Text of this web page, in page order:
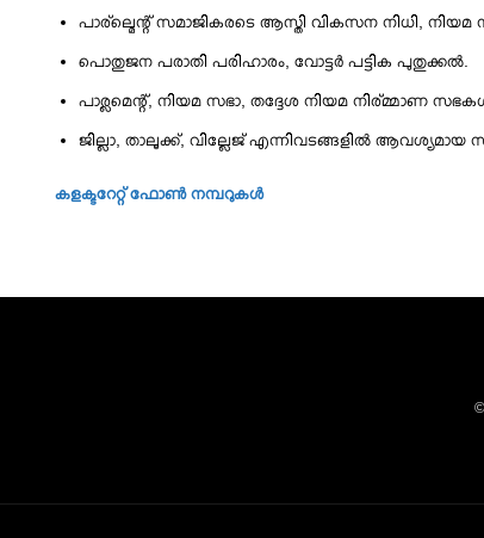
പാര്ല്മെന്റ് സമാജികരടെ ആസ്തി വികസന നിധി,
പൊതുജന പരാതി പരിഹാരം, വോട്ടര്‍ പട്ടിക പുതുക്ക‍ല്‍.
പാര്ലമെന്റ്, നിയമ സഭാ, തദ്ദേശ നിയമ നിര്മ്മാണ
ജില്ലാ, താലൂക്ക്, വില്ലേജ് എന്നിവടങ്ങളില്‍ ആവശ്യമായ
കളക്ടറേറ്റ് ഫോണ്‍ നമ്പറുകള്‍